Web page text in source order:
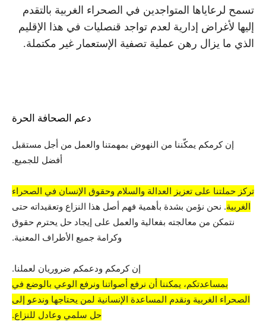
تسمح لرعاياها المتواجدين في الصحراء الغربية بالتقدم
إليها لأغراض إدارية لعدم تواجد قنصليات في هذا الإقليم
الذي ما يزال رهن عملية تصفية الإستعمار غير مكتملة.
دعم الصحافة الحرة
إن كرمكم يمكّننا من النهوض بمهمتنا والعمل من أجل مستقبل
أفضل للجميع.
تركز حملتنا على تعزيز العدالة والسلام وحقوق الإنسان في الصحراء
الغربية. نحن نؤمن بشدة بأهمية فهم أصل هذا النزاع وتعقيداته حتى
نتمكن من معالجته بفعالية والعمل على إيجاد حل يحترم حقوق
وكرامة جميع الأطراف المعنية.
إن كرمكم ودعمكم ضروريان لعملنا.
بمساعدتكم، يمكننا أن نرفع أصواتنا ونرفع الوعي بالوضع في
الصحراء الغربية ونقدم المساعدة الإنسانية لمن يحتاجها وندعو إلى
حل سلمي وعادل للنزاع.